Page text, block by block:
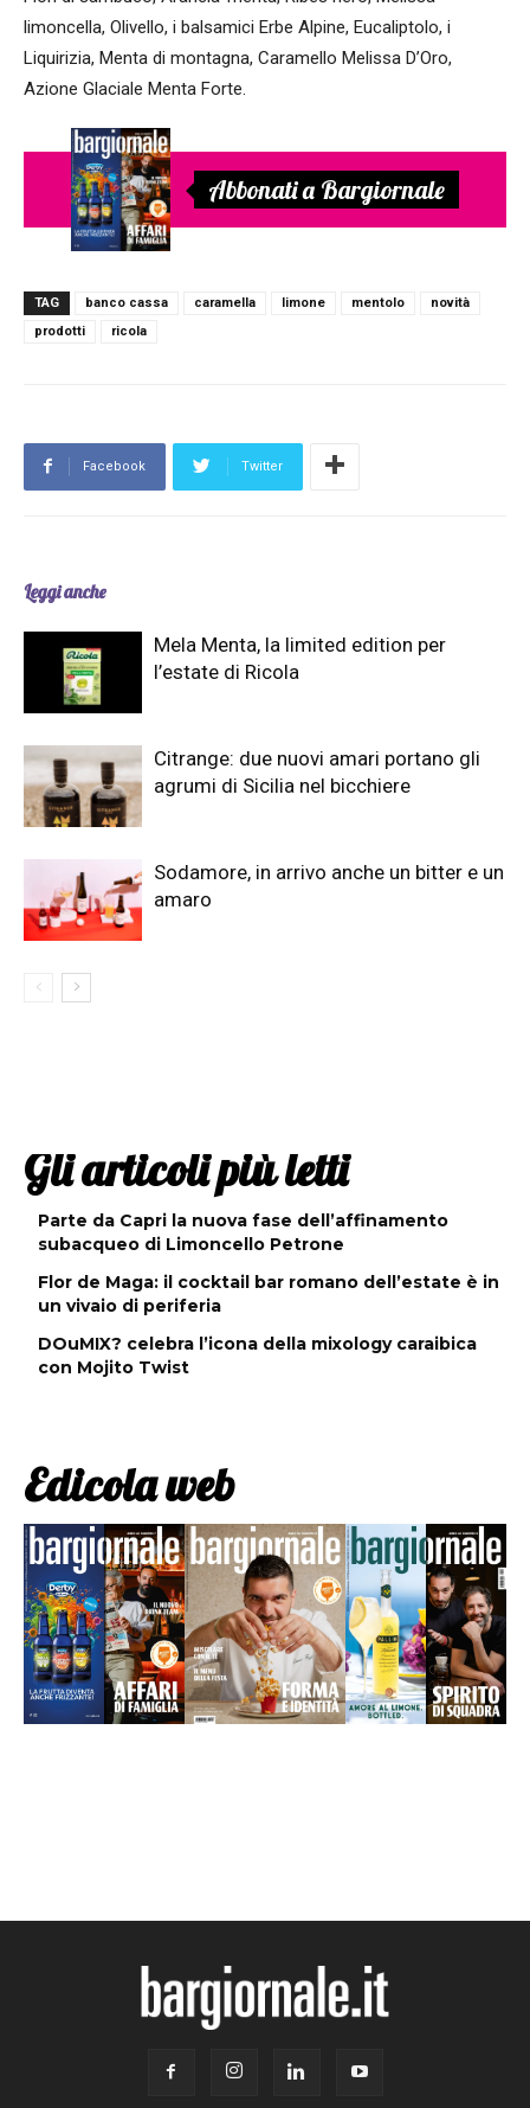
limoncella, Olivello, i balsamici Erbe Alpine, Eucaliptolo, i
Liquirizia, Menta di montagna, Caramello Melissa D’Oro,
Azione Glaciale Menta Forte.
Abbonati a Bargiornale
TAG banco cassa caramella limone mentolo
novità
prodotti
ricola
Facebook Twitter
Leggi anche
Mela Menta, la limited edition per
l’estate di Ricola
Citrange: due nuovi amari portano gli
agrumi di Sicilia nel bicchiere
Sodamore, in arrivo anche un bitter e un
amaro
Gli articoli più letti
Parte da Capri la nuova fase dell’affinamento
subacqueo di Limoncello Petrone
Flor de Maga: il cocktail bar romano dell’estate è in
un vivaio di periferia
DOuMIX? celebra l’icona della mixology caraibica
con Mojito Twist
Edicola web